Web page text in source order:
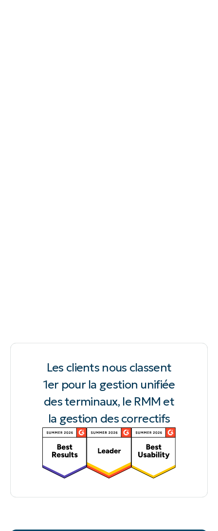
Les clients nous classent
1er pour la gestion unifiée
des terminaux, le RMM et
la gestion des correctifs​